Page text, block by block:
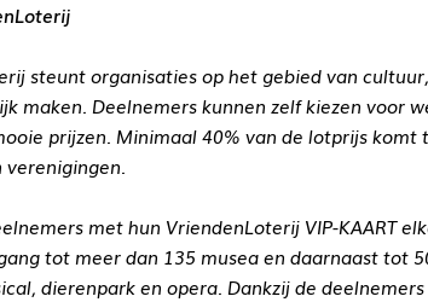
steunt organisaties op het gebied van
maken. Deelnemers kunnen zelf kiezen voor
prijzen. Minimaal 40% van de lotprijs
verenigingen.
met hun VriendenLoterij VIP-KAART
tot meer dan 135 musea en daarnaast tot
dierenpark en opera. Dankzij de